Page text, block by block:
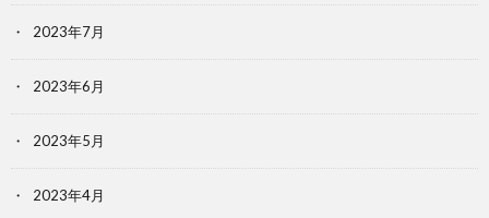
2023年7月
2023年6月
2023年5月
2023年4月